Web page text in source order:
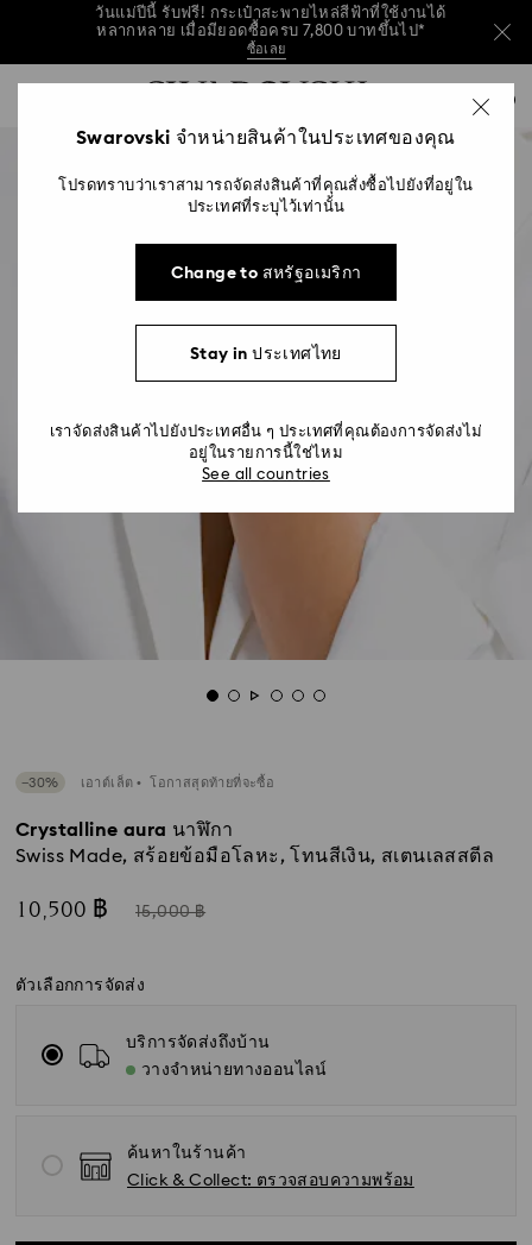
วันแม่ปีนี้ รับฟรี! กระเป๋าสะพายไหล่สีฟ้าที่ใช้งานได้
หลากหลาย เมื่อมียอดซื้อครบ 7,800 บาทขึ้นไป*
ซื้อเลย
เลือกซื้อของขวัญวันแม่ช้าไปหน่อยรึเปล่า ซื้อบัตร
วันแม่ปีนี้ รับฟรี! กระเป๋าสะพายไหล่สีฟ้าที่ใช้งานได้
ซื้อเลย
เลือกซื้อของขวัญวันแม่ช้าไปหน่อยรึเปล่า ซื้อบัตร
อ่านเพิ่มเติม
0 - หัวข้อ
−30% เอาต์เล็ต โอกาสสุดท้ายที่จะซื้อ
Crystalline aura นาฬิกา
Swiss Made, สร้อยข้อมือโลหะ, โทนสีเงิน, สเตนเลสสตีล
ตอน
10,500 ฿ แทน
15,000 ฿
ตัวเลือกการจัดส่ง
บริการจัดส่งถึงบ้าน
วางจำหน่ายทางออนไลน์
ค้นหาในร้านค้า
Click & Collect: ตรวจสอบความพร้อม
Swarovski จำหน่ายสินค้าในประเทศของคุณ
โปรดทราบว่าเราสามารถจัดส่งสินค้าที่คุณสั่งซื้อไปยังที่อยู่ใน
ประเทศที่ระบุไว้เท่านั้น
Change to สหรัฐอเมริกา
Stay in ประเทศไทย
เราจัดส่งสินค้าไปยังประเทศอื่น ๆ ประเทศที่คุณต้องการจัดส่งไม่
อยู่ในรายการนี้ใช่ไหม
See all countries